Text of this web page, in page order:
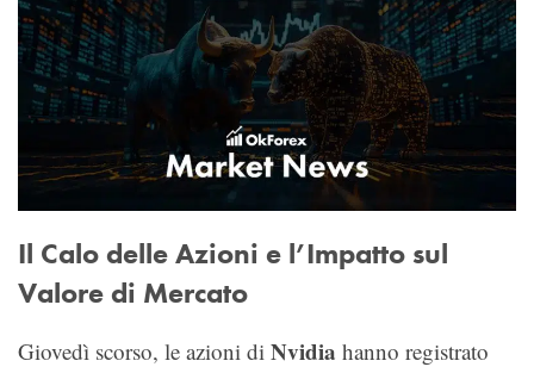
Il Calo delle Azioni e l’Impatto sul
Valore di Mercato
Giovedì scorso, le azioni di Nvidia hanno registrato